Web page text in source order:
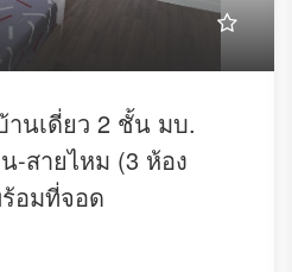
านเดี่ยว 2 ชั้น มบ.
-สายไหม (3 ห้อง
อมที่จอด